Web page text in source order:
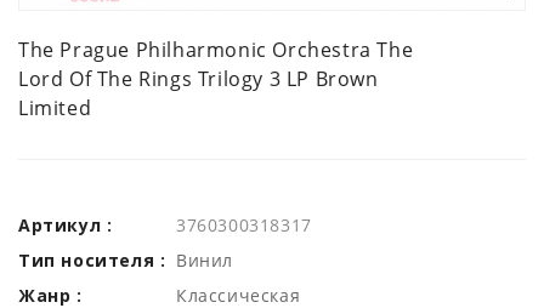
The Prague Philharmonic Orchestra The
Lord Of The Rings Trilogy 3 LP Brown
Limited
Артикул :
3760300318317
Тип носителя : Винил
Жанр :
Классическая